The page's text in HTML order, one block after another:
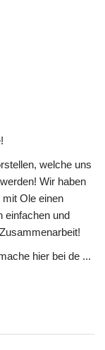
welche uns
Wir haben
Ole einen
einfachen und
hier bei de ...